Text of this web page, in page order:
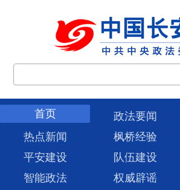
首页 政法要闻
热点新闻
枫桥经验
平安建设
队伍建设
智能政法
权威辟谣